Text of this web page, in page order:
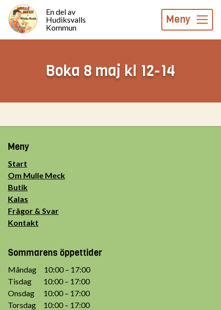
En del av
Hudiksvalls
Kommun
Meny
Boka 8 maj kl 12-14
Meny
Start
Om Mulle Meck
Butik
Kalas
Frågor & Svar
Kontakt
Sommarens öppettider
Måndag 10:00 – 17:00
Tisdag 10:00 – 17:00
Onsdag 10:00 – 17:00
Torsdag 10:00 – 17:00